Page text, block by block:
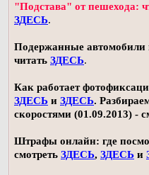
"Подстава" от пешехода:
ЗДЕСЬ.
Подержанные автомобили
читать ЗДЕСЬ.
Как работает
ЗДЕСЬ и ЗДЕСЬ.
скоростями (01.09.2013) -
Штрафы онлайн: где
смотреть ЗДЕСЬ, ЗДЕСЬ и